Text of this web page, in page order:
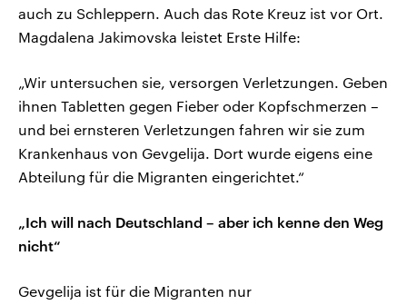
auch zu Schleppern. Auch das Rote Kreuz ist vor Ort.
Magdalena Jakimovska leistet Erste Hilfe:
„Wir untersuchen sie, versorgen Verletzungen. Geben
ihnen Tabletten gegen Fieber oder Kopfschmerzen –
und bei ernsteren Verletzungen fahren wir sie zum
Krankenhaus von Gevgelija. Dort wurde eigens eine
Abteilung für die Migranten eingerichtet.“
„Ich will nach Deutschland – aber ich kenne den Weg
nicht“
Gevgelija ist für die Migranten nur